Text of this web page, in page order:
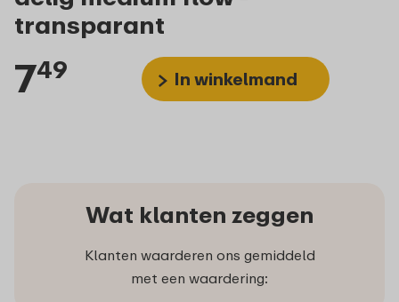
transparant
749 In winkelmand
Wat klanten zeggen
Klanten waarderen ons gemiddeld
met een waardering: